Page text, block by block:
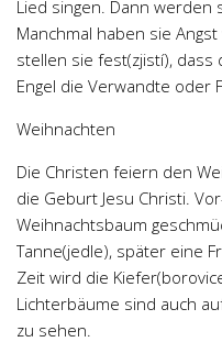
Lied singen. Dann werden
Manchmal haben sie
stellen sie fest(zjistí),
Engel die Verwandte oder
Weihnachten
Die Christen feiern den
die Geburt Jesu Christi.
Weihnachtsbaum
Tanne(jedle), später eine
Zeit wird die
Lichterbäume sind auch
zu sehen.